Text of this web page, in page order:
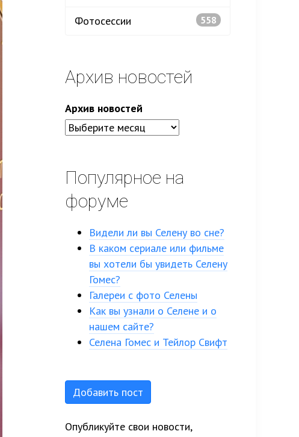
Фотосессии 558
Архив новостей
Архив новостей
Популярное на
форуме
Видели ли вы Селену во сне?
В каком сериале или фильме
вы хотели бы увидеть Селену
Гомес?
Галереи с фото Селены
Как вы узнали о Селене и о
нашем сайте?
Селена Гомес и Тейлор Свифт
Добавить пост
Опубликуйте свои новости,